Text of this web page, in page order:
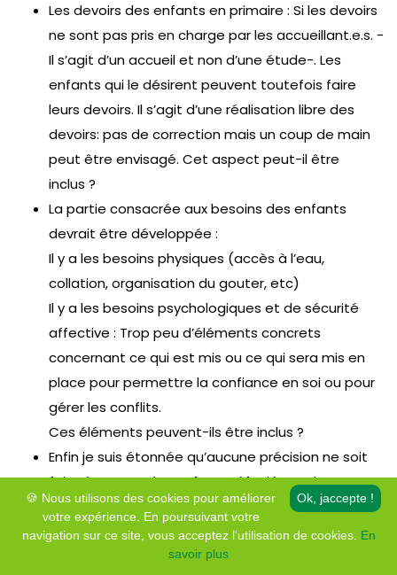
Les devoirs des enfants en primaire : Si les devoirs
ne sont pas pris en charge par les accueillant.e.s. -
Il s’agit d’un accueil et non d’une étude-. Les
enfants qui le désirent peuvent toutefois faire
leurs devoirs. Il s’agit d’une réalisation libre des
devoirs: pas de correction mais un coup de main
peut être envisagé. Cet aspect peut-il être
inclus ?
La partie consacrée aux besoins des enfants
devrait être développée :
Il y a les besoins physiques (accès à l’eau,
collation, organisation du gouter, etc)
Il y a les besoins psychologiques et de sécurité
affective : Trop peu d’éléments concrets
concernant ce qui est mis ou ce qui sera mis en
place pour permettre la confiance en soi ou pour
gérer les conflits.
Ces éléments peuvent-ils être inclus ?
Enfin je suis étonnée qu’aucune précision ne soit
faite à propos des enfants réfugiés et des
enfants ukrainiens, de l’accueil particulier qui
pourrait leur être réservé, des activités pour les
intégrer, de sensibilisations aux droits des enfants,
Ok, jaccepte !
🍪 Nous utilisons des cookies pour améliorer
votre expérience. En poursuivant votre
navigation sur ce site, vous acceptez l'utilisation de cookies. En
savoir plus